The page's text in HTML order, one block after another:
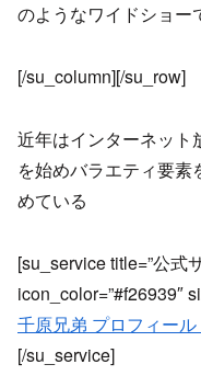
のようなワイドショー
[/su_column][/su_row]
近年はインターネット
を始めバラエティ要
めている
[su_service title=”公式
icon_color=”#f26939″
千原兄弟 プロフィー
[/su_service]